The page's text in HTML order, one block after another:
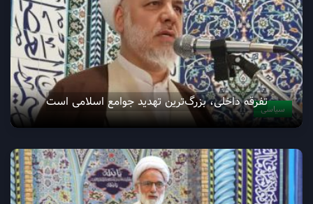
سیاسیتفرقه داخلی، بزرگ‌ترین تهدید جوامع اسلامی است